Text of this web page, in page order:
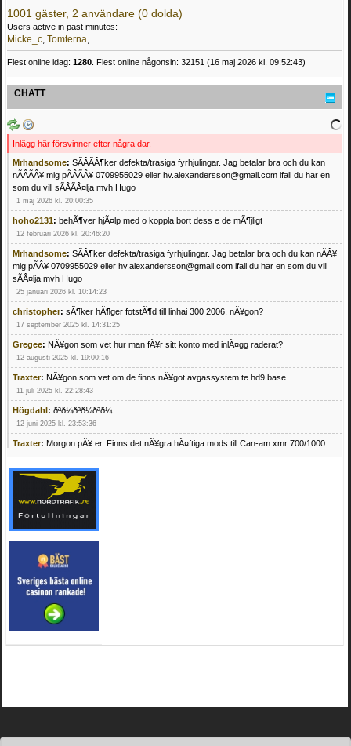
1001 gäster, 2 användare (0 dolda)
Users active in past minutes:
Micke_c, Tomterna,
Flest online idag: 1280. Flest online någonsin: 32151 (16 maj 2026 kl. 09:52:43)
CHATT
Inlägg här försvinner efter några dar.
Mrhandsome: SÃÂÃÂ¶ker defekta/trasiga fyrhjulingar. Jag betalar bra och du kan
nÃÂÃÂ¥ mig pÃÂÃÂ¥ 0709955029 eller hv.alexandersson@gmail.com ifall du har en
som du vill sÃÂÃÂ¤lja mvh Hugo
1 maj 2026 kl. 20:00:35
hoho2131: behÃ¶ver hjÃ¤lp med o koppla bort dess e de mÃ¶jligt
12 februari 2026 kl. 20:46:20
Mrhandsome: SÃÂ¶ker defekta/trasiga fyrhjulingar. Jag betalar bra och du kan nÃÂ¥
mig pÃÂ¥ 0709955029 eller hv.alexandersson@gmail.com ifall du har en som du vill
sÃÂ¤lja mvh Hugo
25 januari 2026 kl. 10:14:23
christopher: sÃ¶ker hÃ¶ger fotstÃ¶d till linhai 300 2006, nÃ¥gon?
17 september 2025 kl. 14:31:25
Gregee: NÃ¥gon som vet hur man fÃ¥r sitt konto med inlÃ¤gg raderat?
12 augusti 2025 kl. 19:00:16
Traxter: NÃ¥gon som vet om de finns nÃ¥got avgassystem te hd9 base
11 juli 2025 kl. 22:28:43
Högdahl: ðªð¼ðªð¼ðªð¼
12 juni 2025 kl. 23:53:36
Traxter: Morgon pÃ¥ er. Finns det nÃ¥gra hÃ¤ftiga mods till Can-am xmr 700/1000
Mrhandsome:SÃ¶ker defekta/trasiga fyrhjulingar. Jag betalar bra och du kan nÃ¥ mig
pÃ¥ 0709955029 eller hv.alexandersson@gmail.com ifall du har en som du vill sÃ¤lja
mvh Hugo
21 februari 2025 kl. 09:25:52
Oscar5:NÃ¥gon som vet vad man kan begÃ¤ra fÃ¶r en Honda TRX 350 FE 2005
4 februari 2025 kl. 19:20:50
Oscar5:44
4 februari 2025 kl. 19:15:36
Greger59:NÃ¤gon som vet har en Cetek 500 EFI
15 januari 2025 kl. 23:49:44
Mrhandsome:SÃÂ¶ker defekta/trasiga fyrhjulingar. Jag betalar bra och du kan nÃÂ¥
trailboss:Hej. sÃ¶ker instruktionsbok Polaris TrailBoss 250-89